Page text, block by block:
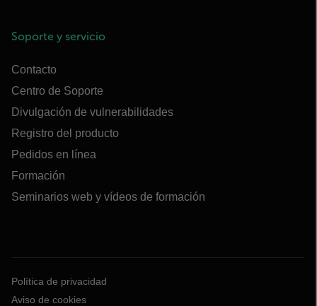
Soporte y servicio
Contacto
Centro de Soporte
Divulgación de vulnerabilidades
Registro del producto
Pedidos en línea
Formación
Seminarios web y vídeos de formación
Política de privacidad
Aviso de cookies